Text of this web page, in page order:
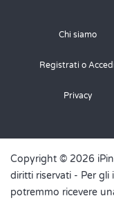
Chi siamo
Registrati o Accedi
Privacy
Copyright © 2026
diritti riservati - Per gli
potremmo ricevere